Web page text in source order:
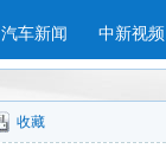
汽车新闻 中新视频
收藏